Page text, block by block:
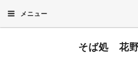
メニュー
そば処 花